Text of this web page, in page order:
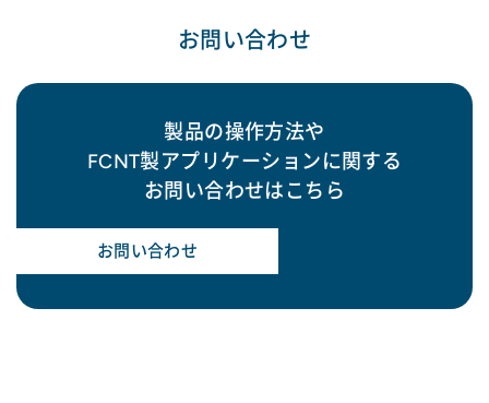
お問い合わせ
製品の操作方法や
FCNT製アプリケーションに関する
お問い合わせはこちら
お問い合わせ